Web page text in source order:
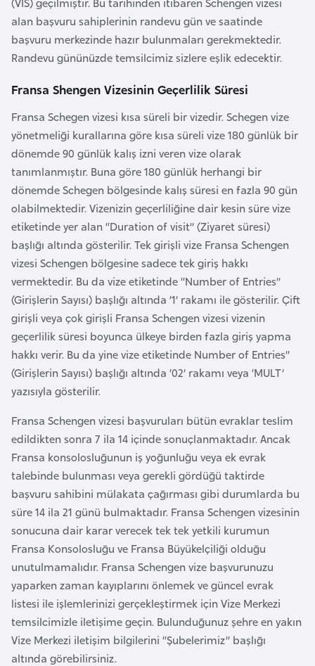
alan başvuru sahiplerinin randevu gün ve saatinde
başvuru merkezinde hazır bulunmaları gerekmektedir.
Randevu gününüzde temsilcimiz sizlere eşlik edecektir.
Fransa Shengen Vizesinin Geçerlilik Süresi
Fransa Schegen vizesi kısa süreli bir vizedir. Schegen vize
yönetmeliği kurallarına göre kısa süreli vize 180 günlük bir
dönemde 90 günlük kalış izni veren vize olarak
tanımlanmıştır. Buna göre 180 günlük herhangi bir
dönemde Schegen bölgesinde kalış süresi en fazla 90 gün
olabilmektedir. Vizenizin geçerliliğine dair kesin süre vize
etiketinde yer alan “Duration of visit” (Ziyaret süresi)
başlığı altında gösterilir. Tek girişli vize Fransa Schengen
vizesi Schengen bölgesine sadece tek giriş hakkı
vermektedir. Bu da vize etiketinde “Number of Entries”
(Girişlerin Sayısı) başlığı altında ‘1’ rakamı ile gösterilir. Çift
girişli veya çok girişli Fransa Schengen vizesi vizenin
geçerlilik süresi boyunca ülkeye birden fazla giriş yapma
hakkı verir. Bu da yine vize etiketinde Number of Entries”
(Girişlerin Sayısı) başlığı altında ‘02’ rakamı veya ‘MULT’
yazısıyla gösterilir.
Fransa Schengen vizesi başvuruları bütün evraklar teslim
edildikten sonra 7 ila 14 içinde sonuçlanmaktadır. Ancak
Fransa konsolosluğunun iş yoğunluğu veya ek evrak
talebinde bulunması veya gerekli gördüğü taktirde
başvuru sahibini mülakata çağırması gibi durumlarda bu
süre 14 ila 21 günü bulmaktadır. Fransa Schengen vizesinin
sonucuna dair karar verecek tek tek yetkili kurumun
Fransa Konsolosluğu ve Fransa Büyükelçiliği olduğu
unutulmamalıdır. Fransa Schengen vize başvurunuzu
yaparken zaman kayıplarını önlemek ve güncel evrak
listesi ile işlemlerinizi gerçekleştirmek için Vize Merkezi
temsilcimizle iletişime geçin. Bulunduğunuz şehre en yakın
Vize Merkezi iletişim bilgilerini “Şubelerimiz” başlığı
altında görebilirsiniz.
B
u
l
g
i
s
t
a
n
B
u
r
k
i
n
a
F
a
s
o
Ç
a
d
Ç
e
k
C
u
m
h